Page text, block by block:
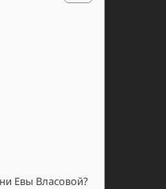
Евы Власовой?